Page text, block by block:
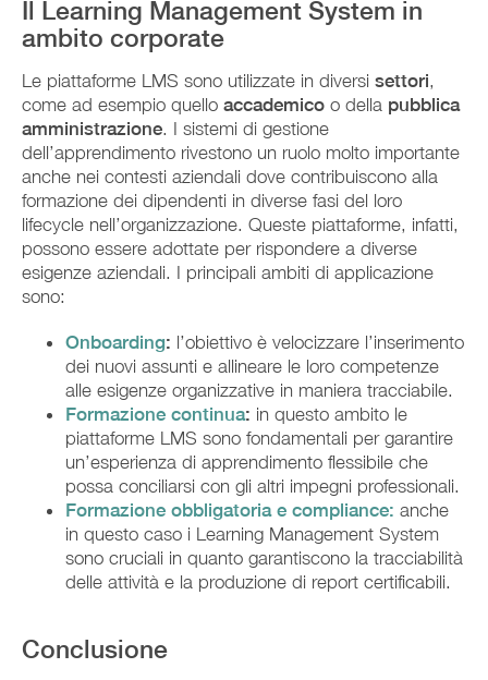
Il Learning Management System in
ambito corporate
Le piattaforme LMS sono utilizzate in diversi settori,
come ad esempio quello accademico o della pubblica
amministrazione. I sistemi di gestione
dell’apprendimento rivestono un ruolo molto importante
anche nei contesti aziendali dove contribuiscono alla
formazione dei dipendenti in diverse fasi del loro
lifecycle nell’organizzazione. Queste piattaforme, infatti,
possono essere adottate per rispondere a diverse
esigenze aziendali. I principali ambiti di applicazione
sono:
Onboarding: l’obiettivo è velocizzare l’inserimento
dei nuovi assunti e allineare le loro competenze
alle esigenze organizzative in maniera tracciabile.
Formazione continua: in questo ambito le
piattaforme LMS sono fondamentali per garantire
un’esperienza di apprendimento flessibile che
possa conciliarsi con gli altri impegni professionali.
Formazione obbligatoria e compliance: anche
in questo caso i Learning Management System
sono cruciali in quanto garantiscono la tracciabilità
delle attività e la produzione di report certificabili.
Conclusione